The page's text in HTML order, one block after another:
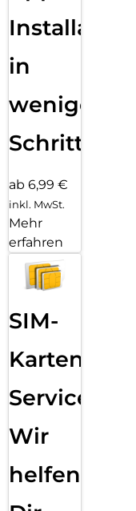
Installation
in
wenigen
Schritten
ab 6,99 €
inkl. MwSt.
Mehr
erfahren
SIM-
Karten
Service:
Wir
helfen